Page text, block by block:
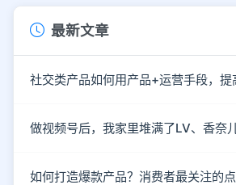
最新文章
如何打造爆款产品？消费者最关注的点